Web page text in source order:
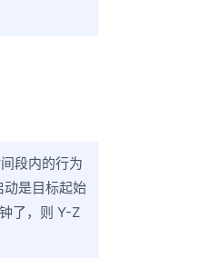
段内的行为
是目标起始
了，则 Y-Z